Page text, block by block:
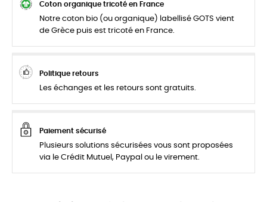
Coton organique tricoté en France
Notre coton bio (ou organique) labellisé GOTS vient
de Grèce puis est tricoté en France.
Politique retours
Les échanges et les retours sont gratuits.
Paiement sécurisé
Plusieurs solutions sécurisées vous sont proposées
via le Crédit Mutuel, Paypal ou le virement.